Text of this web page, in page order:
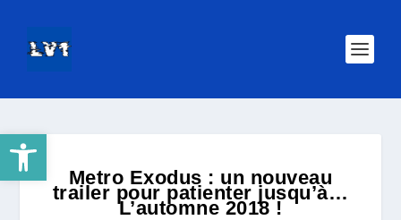
Ouvrir la barre d’outils
Metro Exodus : un nouveau
trailer pour patienter jusqu’à…
L’automne 2018 !